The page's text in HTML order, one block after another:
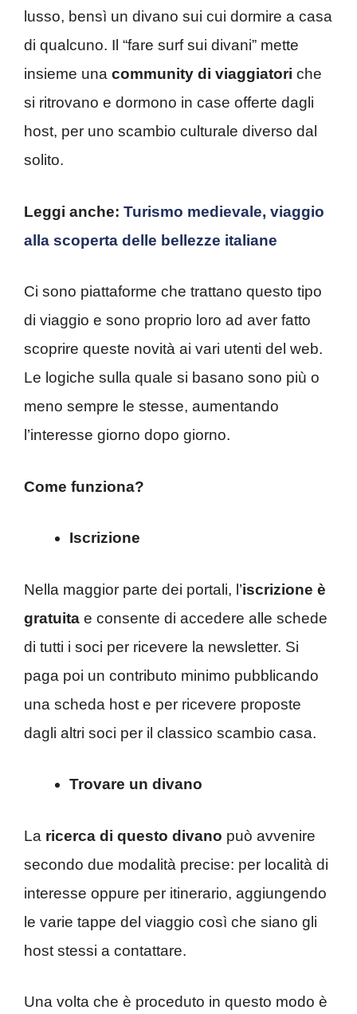
lusso, bensì un divano sui cui dormire a casa
di qualcuno. Il “fare surf sui divani” mette
insieme una community di viaggiatori che
si ritrovano e dormono in case offerte dagli
host, per uno scambio culturale diverso dal
solito.
Leggi anche: Turismo medievale, viaggio
alla scoperta delle bellezze italiane
Ci sono piattaforme che trattano questo tipo
di viaggio e sono proprio loro ad aver fatto
scoprire queste novità ai vari utenti del web.
Le logiche sulla quale si basano sono più o
meno sempre le stesse, aumentando
l’interesse giorno dopo giorno.
Come funziona?
Iscrizione
Nella maggior parte dei portali, l’iscrizione è
gratuita e consente di accedere alle schede
di tutti i soci per ricevere la newsletter. Si
paga poi un contributo minimo pubblicando
una scheda host e per ricevere proposte
dagli altri soci per il classico scambio casa.
Trovare un divano
La ricerca di questo divano può avvenire
secondo due modalità precise: per località di
interesse oppure per itinerario, aggiungendo
le varie tappe del viaggio così che siano gli
host stessi a contattare.
Una volta che è proceduto in questo modo è